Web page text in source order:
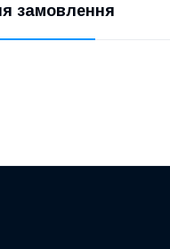
замовлення